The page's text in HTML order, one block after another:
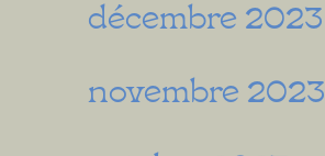
décembre 2023
novembre 2023